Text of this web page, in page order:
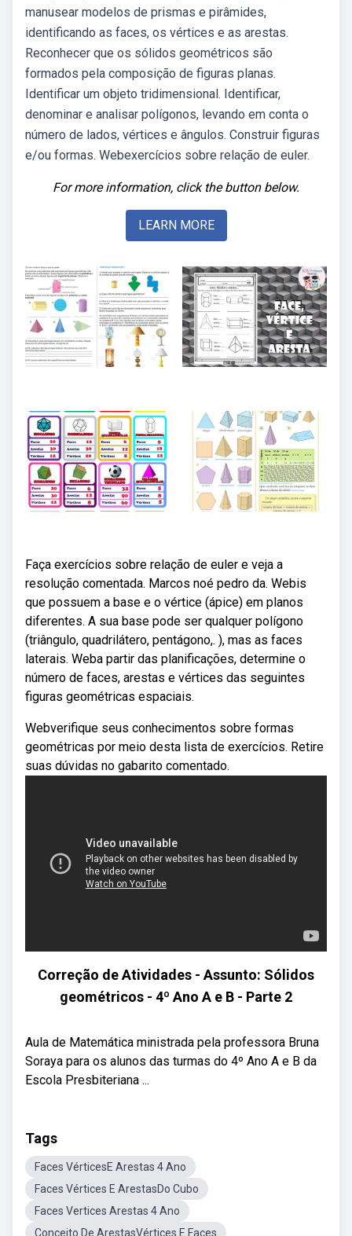
manusear modelos de prismas e pirâmides,
identificando as faces, os vértices e as arestas.
Reconhecer que os sólidos geométricos são
formados pela composição de figuras planas.
Identificar um objeto tridimensional. Identificar,
denominar e analisar polígonos, levando em conta o
número de lados, vértices e ângulos. Construir figuras
e/ou formas. Webexercícios sobre relação de euler.
For more information, click the button below.
LEARN MORE
Faça exercícios sobre relação de euler e veja a
resolução comentada. Marcos noé pedro da. Webis
que possuem a base e o vértice (ápice) em planos
diferentes. A sua base pode ser qualquer polígono
(triângulo, quadrilátero, pentágono,. ), mas as faces
laterais. Weba partir das planificações, determine o
número de faces, arestas e vértices das seguintes
figuras geométricas espaciais.
Webverifique seus conhecimentos sobre formas
geométricas por meio desta lista de exercícios. Retire
suas dúvidas no gabarito comentado.
Correção de Atividades - Assunto: Sólidos
geométricos - 4º Ano A e B - Parte 2
Aula de Matemática ministrada pela professora Bruna
Soraya para os alunos das turmas do 4º Ano A e B da
Escola Presbiteriana ...
Tags
Faces VérticesE Arestas 4 Ano
Faces Vértices E ArestasDo Cubo
Faces Vertices Arestas 4 Ano
Conceito De ArestasVértices E Faces